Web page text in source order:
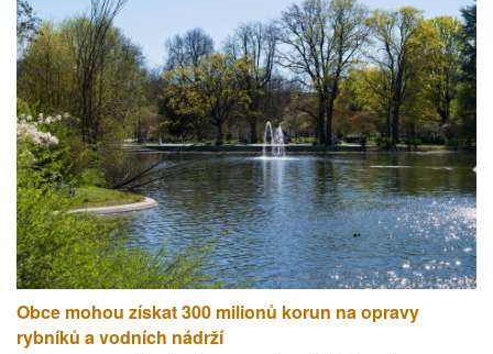
Obce mohou získat 300 milionů korun na opravy
rybníků a vodních nádrží